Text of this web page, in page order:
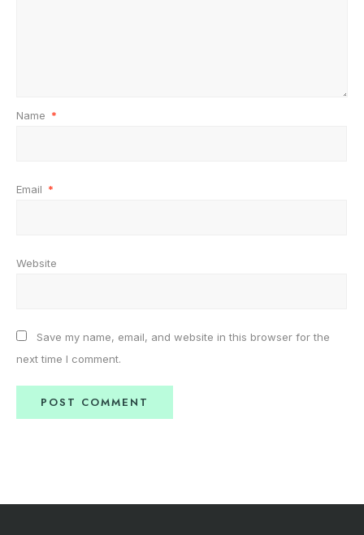
Name *
Email *
Website
Save my name, email, and website in this browser for the
next time I comment.